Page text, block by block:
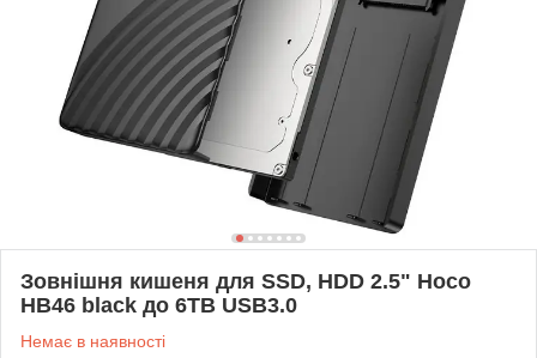
Зовнішня кишеня для SSD, HDD 2.5" Hoco
HB46 black до 6TB USB3.0
Немає в наявності